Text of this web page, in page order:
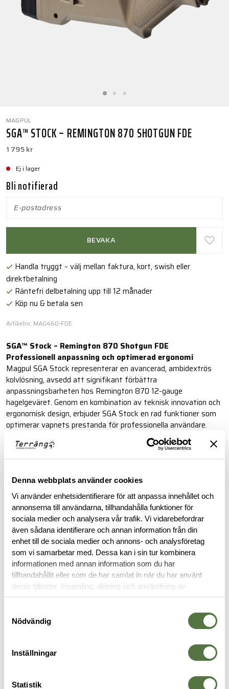
Denna webbplats använder cookies
Vi använder enhetsidentifierare för att anpassa innehållet och
annonserna till användarna, tillhandahålla funktioner för
sociala medier och analysera vår trafik. Vi vidarebefordrar
även sådana identifierare och annan information från din
enhet till de sociala medier och annons- och analysföretag
som vi samarbetar med. Dessa kan i sin tur kombinera
informationen med annan information som du har
tillhandahållit eller som de har samlat in när du har använt
deras tjänster. Insamling, delning och användning av
personuppgifter kan användas för personalisering av
Nödvändig
Inställningar
Statistik
MAGPUL
SGA™ STOCK – REMINGTON 870 SHOTGUN FDE
1 795 kr
Ej i lager
Bli notifierad
BEVAKA
Handla tryggt – välj mellan faktura, kort, swish eller
direktbetalning
Räntefri delbetalning upp till 12 månader
Köp nu & betala sen
Artikelnr: MAG460-FDE
SGA™ Stock – Remington 870 Shotgun FDE
Professionell anpassning och optimerad ergonomi
Magpul SGA Stock representerar en avancerad, ambidextrös
kolvlösning, avsedd att signifikant förbättra
anpassningsbarheten hos Remington 870 12-gauge
hagelgeväret. Genom en kombination av teknisk innovation och
ergonomisk design, erbjuder SGA Stock en rad funktioner som
optimerar vapnets prestanda för professionella användare.
Läs mer
FINNS I FÖLJANDE FÄRGER
BESKRIVNING
RECENSIONER
VAPENKOLVAR